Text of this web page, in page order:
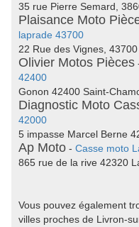
35 rue Pierre Semard,
Plaisance Moto
laprade 43700
22 Rue des Vignes,
Olivier Motos Pièces
42400
Gonon 42400 Saint-
Diagnostic Moto
42000
5 impasse Marcel Berne
Ap Moto - Casse moto
865 rue de la rive 42320
Vous pouvez également
villes proches de Livron-